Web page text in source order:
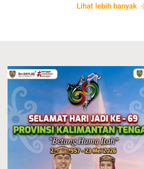
Lihat lebih banyak